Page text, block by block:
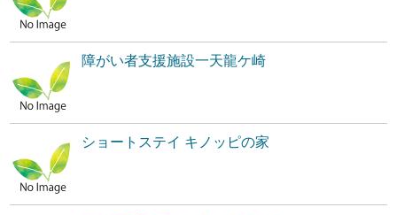
障がい者支援施設一天龍ケ崎
ショートステイ キノッピの家